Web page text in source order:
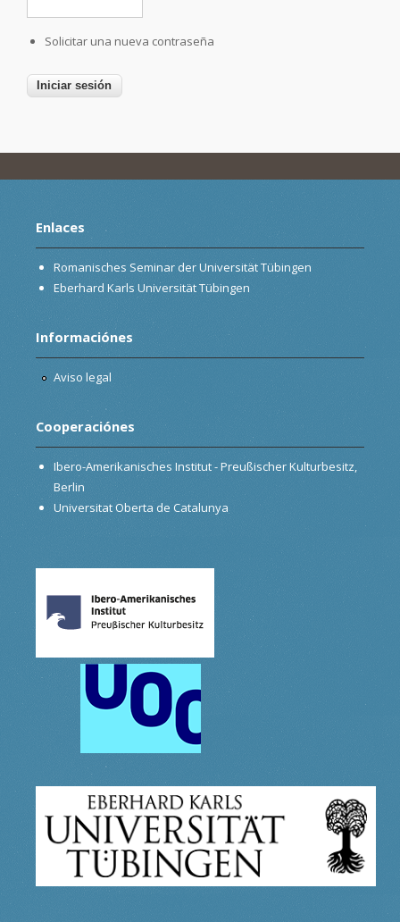
Solicitar una nueva contraseña
Enlaces
Romanisches Seminar der Universität Tübingen
Eberhard Karls Universität Tübingen
Informaciónes
Aviso legal
Cooperaciónes
Ibero-Amerikanisches Institut - Preußischer Kulturbesitz,
Berlin
Universitat Oberta de Catalunya